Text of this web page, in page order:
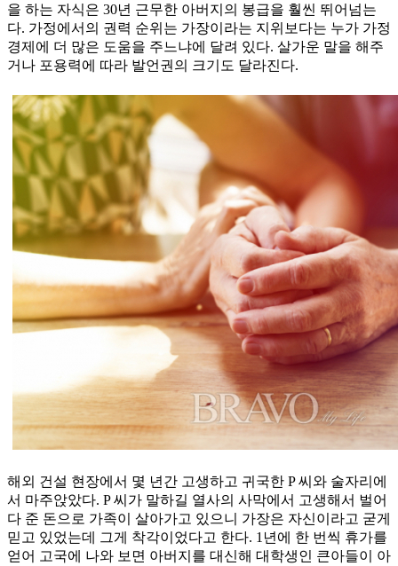
을 하는 자식은 30년 근무한 아버지의 봉급을 훨씬 뛰어넘는
다. 가정에서의 권력 순위는 가장이라는 지위보다는 누가 가정
경제에 더 많은 도움을 주느냐에 달려 있다. 살가운 말을 해주
거나 포용력에 따라 발언권의 크기도 달라진다.
해외 건설 현장에서 몇 년간 고생하고 귀국한 P 씨와 술자리에
서 마주앉았다. P 씨가 말하길 열사의 사막에서 고생해서 벌어
다 준 돈으로 가족이 살아가고 있으니 가장은 자신이라고 굳게
믿고 있었는데 그게 착각이었다고 한다. 1년에 한 번씩 휴가를
얻어 고국에 나와 보면 아버지를 대신해 대학생인 큰아들이 아